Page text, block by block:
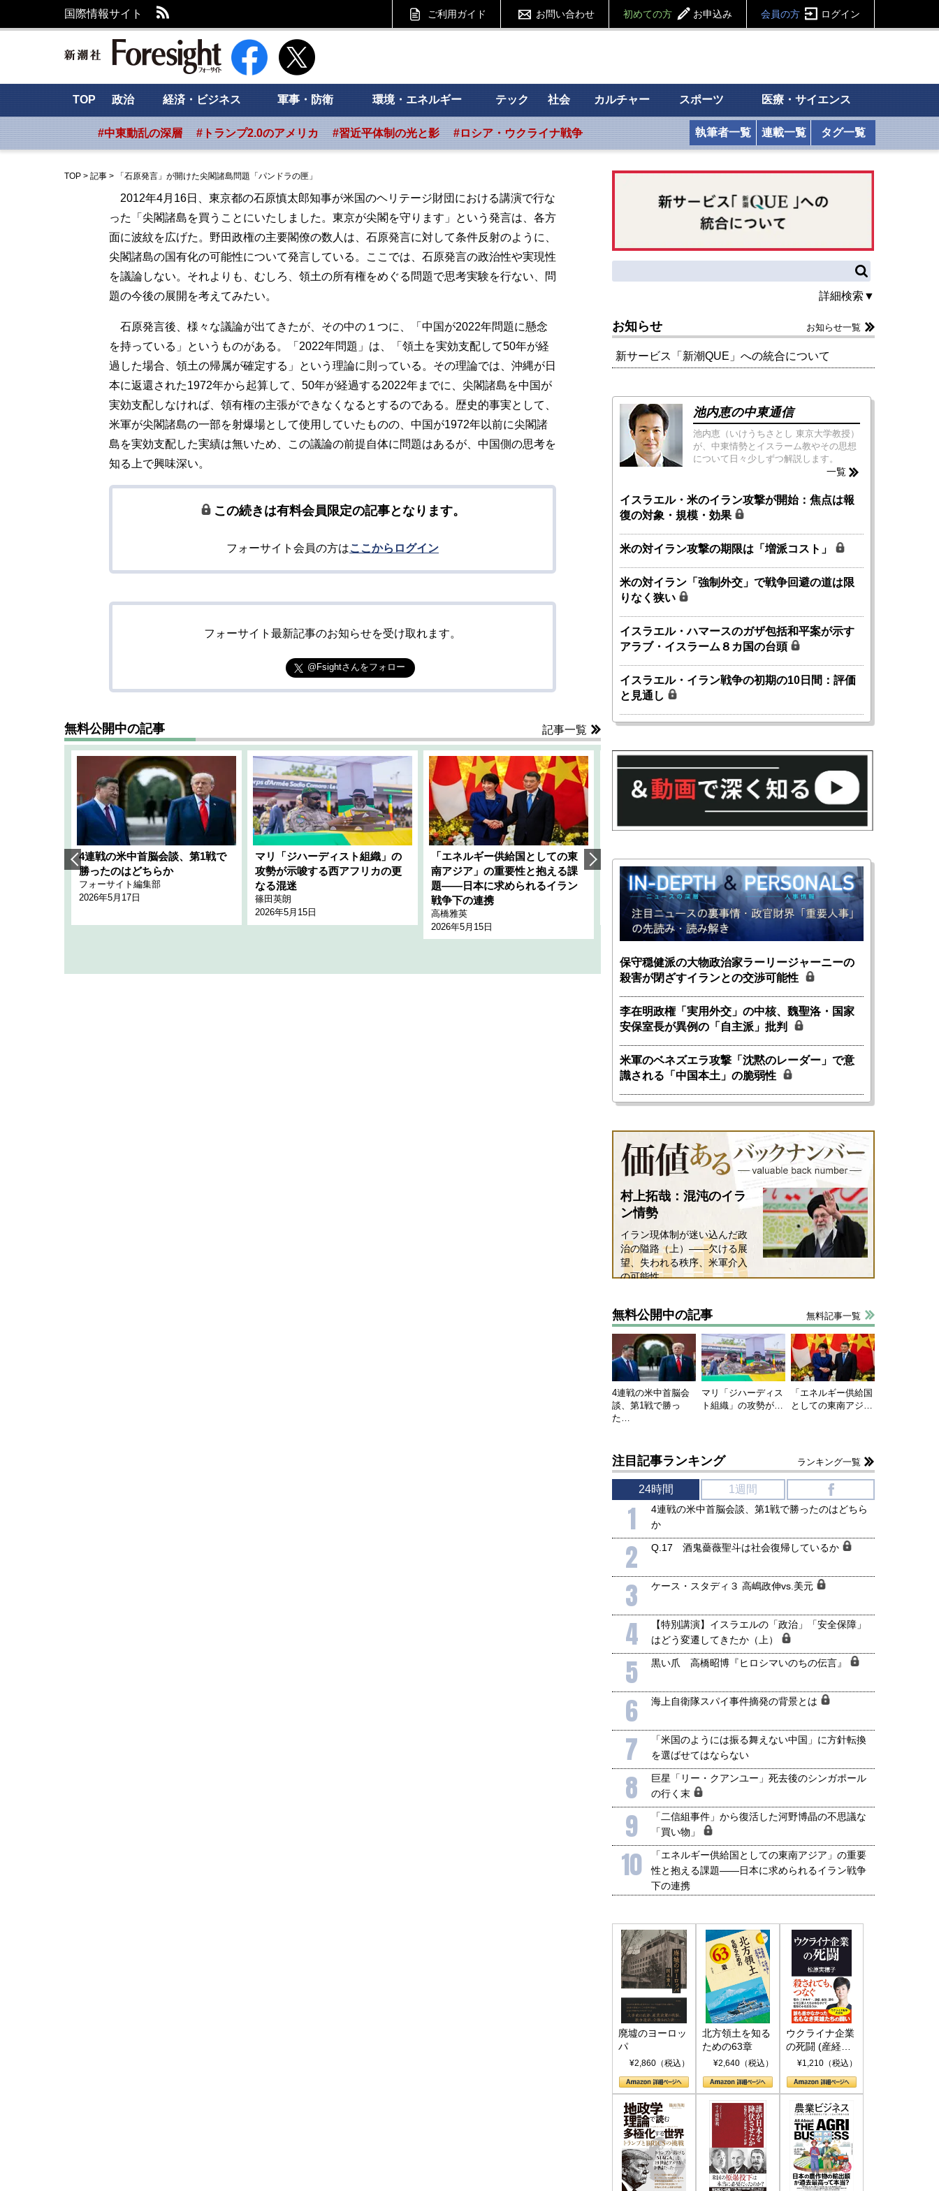
国際情報サイト ご利用ガイド お問い合わせ 初めての方 お申込み 会員の方 ログイン
新潮社 Foresight フォーサイト
TOP 政治 経済・ビジネス 軍事・防衛 環境・エネルギー テック 社会 カルチャー スポーツ 医療・サイエンス
#中東動乱の深層 #トランプ2.0のアメリカ #習近平体制の光と影 #ロシア・ウクライナ戦争 執筆者一覧 連載一覧 タグ一覧
TOP > 記事 > 「石原発言」が開けた尖閣諸島問題「パンドラの匣」
2012年4月16日、東京都の石原慎太郎知事が米国のヘリテージ財団における講演で行な
った「尖閣諸島を買うことにいたしました。東京が尖閣を守ります」という発言は、各方
面に波紋を広げた。野田政権の主要閣僚の数人は、石原発言に対して条件反射のように、
尖閣諸島の国有化の可能性について発言している。ここでは、石原発言の政治性や実現性
を議論しない。それよりも、むしろ、領土の所有権をめぐる問題で思考実験を行ない、問
題の今後の展開を考えてみたい。
石原発言後、様々な議論が出てきたが、その中の１つに、「中国が2022年問題に懸念
を持っている」というものがある。「2022年問題」は、「領土を実効支配して50年が経
過した場合、領土の帰属が確定する」という理論に則っている。その理論では、沖縄が日
本に返還された1972年から起算して、50年が経過する2022年までに、尖閣諸島を中国が
実効支配しなければ、領有権の主張ができなくなるとするのである。歴史的事実として、
米軍が尖閣諸島の一部を射爆場として使用していたものの、中国が1972年以前に尖閣諸
島を実効支配した実績は無いため、この議論の前提自体に問題はあるが、中国側の思考を
知る上で興味深い。
この続きは有料会員限定の記事となります。
フォーサイト会員の方はここからログイン
フォーサイト最新記事のお知らせを受け取れます。
@Fsightさんをフォロー
無料公開中の記事 記事一覧
4連戦の米中首脳会談、第1戦で
勝ったのはどちらか
フォーサイト編集部
2026年5月17日
マリ「ジハーディスト組織」の
攻勢が示唆する西アフリカの更
なる混迷
篠田英朗
2026年5月15日
「エネルギー供給国としての東
南アジア」の重要性と抱える課
題――日本に求められるイラン
戦争下の連携
高橋雅英
2026年5月15日
韓国にも理解してほしい「極東
1905年体制」における日米韓安
全保障協力の意味
千々和泰明
2026年5月15日
ホルムズ海峡危機で加速したエ
ネルギー転換が「中国依存」に
行き着くリスク
小山堅
2026年5月14日
詳細検索▼
お知らせ お知らせ一覧
新サービス「新潮QUE」への統合について
池内恵の中東通信
池内恵（いけうちさとし 東京大学教授）
が、中東情勢とイスラーム教やその思想
について日々少しずつ解説します。
一覧
イスラエル・米のイラン攻撃が開始：焦点は報
復の対象・規模・効果
米の対イラン攻撃の期限は「増派コスト」
米の対イラン「強制外交」で戦争回避の道は限
りなく狭い
イスラエル・ハマースのガザ包括和平案が示す
アラブ・イスラーム８カ国の台頭
イスラエル・イラン戦争の初期の10日間：評価
と見通し
保守穏健派の大物政治家ラーリージャーニーの
殺害が閉ざすイランとの交渉可能性
李在明政権「実用外交」の中核、魏聖洛・国家
安保室長が異例の「自主派」批判
米軍のベネズエラ攻撃「沈黙のレーダー」で意
識される「中国本土」の脆弱性
村上拓哉：混沌のイラ
ン情勢
イラン現体制が迷い込んだ政
治の隘路（上）――欠ける展
望、失われる秩序、米軍介入
の可能性
無料公開中の記事 無料記事一覧
4連戦の米中首脳会
談、第1戦で勝っ
た…
マリ「ジハーディス
ト組織」の攻勢が…
「エネルギー供給国
としての東南アジ…
注目記事ランキング ランキング一覧
24時間 1週間
1
4連戦の米中首脳会談、第1戦で勝ったのはどちら
か
2 Q.17 酒鬼薔薇聖斗は社会復帰しているか
3 ケース・スタディ３ 高嶋政伸vs.美元
4
【特別講演】イスラエルの「政治」「安全保障」
はどう変遷してきたか（上）
5 黒い爪 高橋昭博『ヒロシマいのちの伝言』
6 海上自衛隊スパイ事件摘発の背景とは
7
「米国のようには振る舞えない中国」に方針転換
を選ばせてはならない
8
巨星「リー・クアンユー」死去後のシンガポール
の行く末
9
「二信組事件」から復活した河野博晶の不思議な
「買い物」
10
「エネルギー供給国としての東南アジア」の重要
性と抱える課題――日本に求められるイラン戦争
下の連携
廃墟のヨーロッ
パ
¥2,860（税込）
北方領土を知る
ための63章
¥2,640（税込）
ウクライナ企業
の死闘 (産経セ
レクト S 039)
¥1,210（税込）